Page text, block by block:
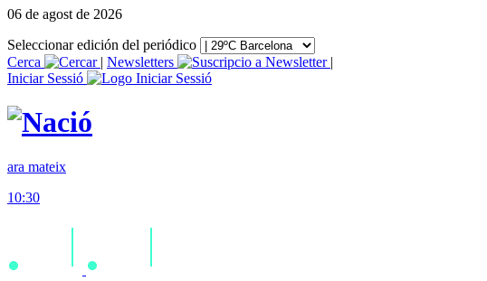
06 de agost de 2026
Seleccionar edición del periódico
Cerca
| Newsletters
|
Iniciar Sessió
ara mateix
10:30